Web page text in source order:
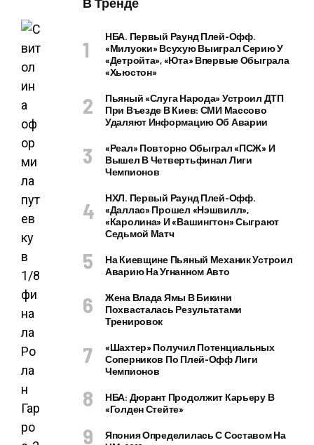
НБА. Первый Раунд Плей-Офф.
«Милуоки» Всухую Выиграл Серию У
«Детройта», «Юта» Впервые Обыграла
«Хьюстон»
Пьяный «слуга Народа» Устроил ДТП
При Въезде В Киев: СМИ Массово
Удаляют Информацию Об Аварии
«Реал» Повторно Обыграл «ПСЖ» И
Вышел В Четвертьфинал Лиги
Чемпионов
НХЛ. Первый Раунд Плей-Офф.
«Даллас» Прошел «Нэшвилл»,
«Каролина» И «Вашингтон» Сыграют
Седьмой Матч
На Киевщине Пьяный Механик Устроил
Аварию На Угнанном Авто
Жена Влада Ямы В Бикини
Похвасталась Результатами
Тренировок
«Шахтер» Получил Потенциальных
Соперников По Плей-Офф Лиги
Чемпионов
НБА: Дюрант Продолжит Карьеру В
«Голден Стейте»
Япония Определилась С Составом На